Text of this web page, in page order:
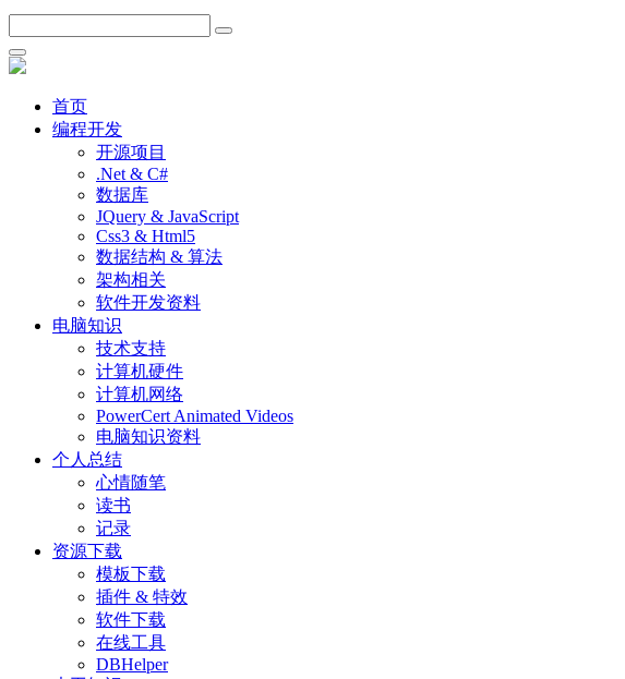
首页
编程开发
开源项目
.Net & C#
数据库
JQuery & JavaScript
Css3 & Html5
数据结构 & 算法
架构相关
软件开发资料
电脑知识
技术支持
计算机硬件
计算机网络
PowerCert Animated Videos
电脑知识资料
个人总结
心情随笔
读书
记录
资源下载
模板下载
插件 & 特效
软件下载
在线工具
DBHelper